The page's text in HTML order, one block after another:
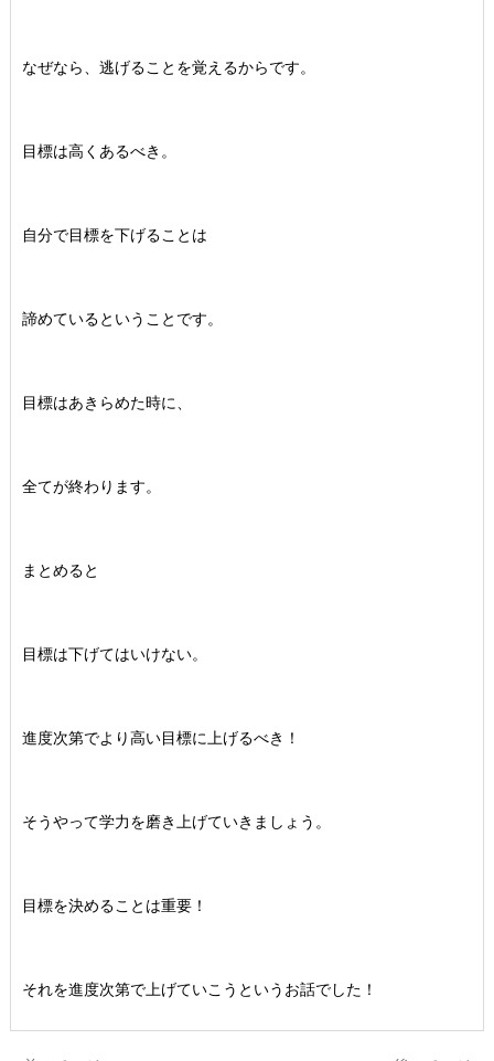
なぜなら、逃げることを覚えるからです。
目標は高くあるべき。
自分で目標を下げることは
諦めているということです。
目標はあきらめた時に、
全てが終わります。
まとめると
目標は下げてはいけない。
進度次第でより高い目標に上げるべき！
そうやって学力を磨き上げていきましょう。
目標を決めることは重要！
それを進度次第で上げていこうというお話でした！